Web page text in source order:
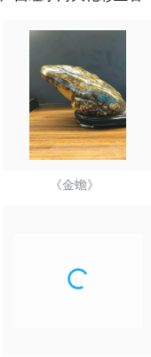
《金蟾》